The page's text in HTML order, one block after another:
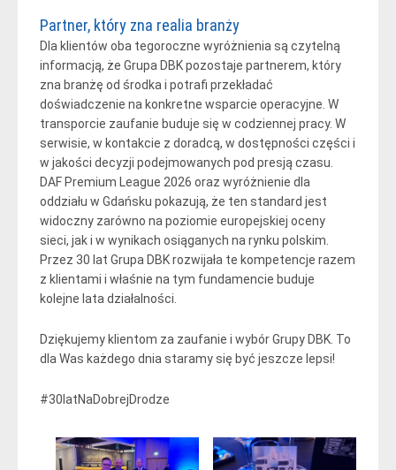
Partner, który zna realia branży
Dla klientów oba tegoroczne wyróżnienia są czytelną
informacją, że Grupa DBK pozostaje partnerem, który
zna branżę od środka i potrafi przekładać
doświadczenie na konkretne wsparcie operacyjne. W
transporcie zaufanie buduje się w codziennej pracy. W
serwisie, w kontakcie z doradcą, w dostępności części i
w jakości decyzji podejmowanych pod presją czasu.
DAF Premium League 2026 oraz wyróżnienie dla
oddziału w Gdańsku pokazują, że ten standard jest
widoczny zarówno na poziomie europejskiej oceny
sieci, jak i w wynikach osiąganych na rynku polskim.
Przez 30 lat Grupa DBK rozwijała te kompetencje razem
z klientami i właśnie na tym fundamencie buduje
kolejne lata działalności.
Dziękujemy klientom za zaufanie i wybór Grupy DBK. To
dla Was każdego dnia staramy się być jeszcze lepsi!
#30latNaDobrejDrodze